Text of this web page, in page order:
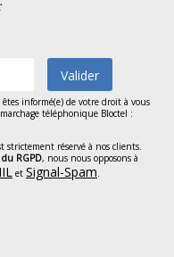
Valider
informé(e) de votre droit à vous
téléphonique Bloctel :
strictement réservé à nos clients.
RGPD, nous nous opposons à
et Signal-Spam.